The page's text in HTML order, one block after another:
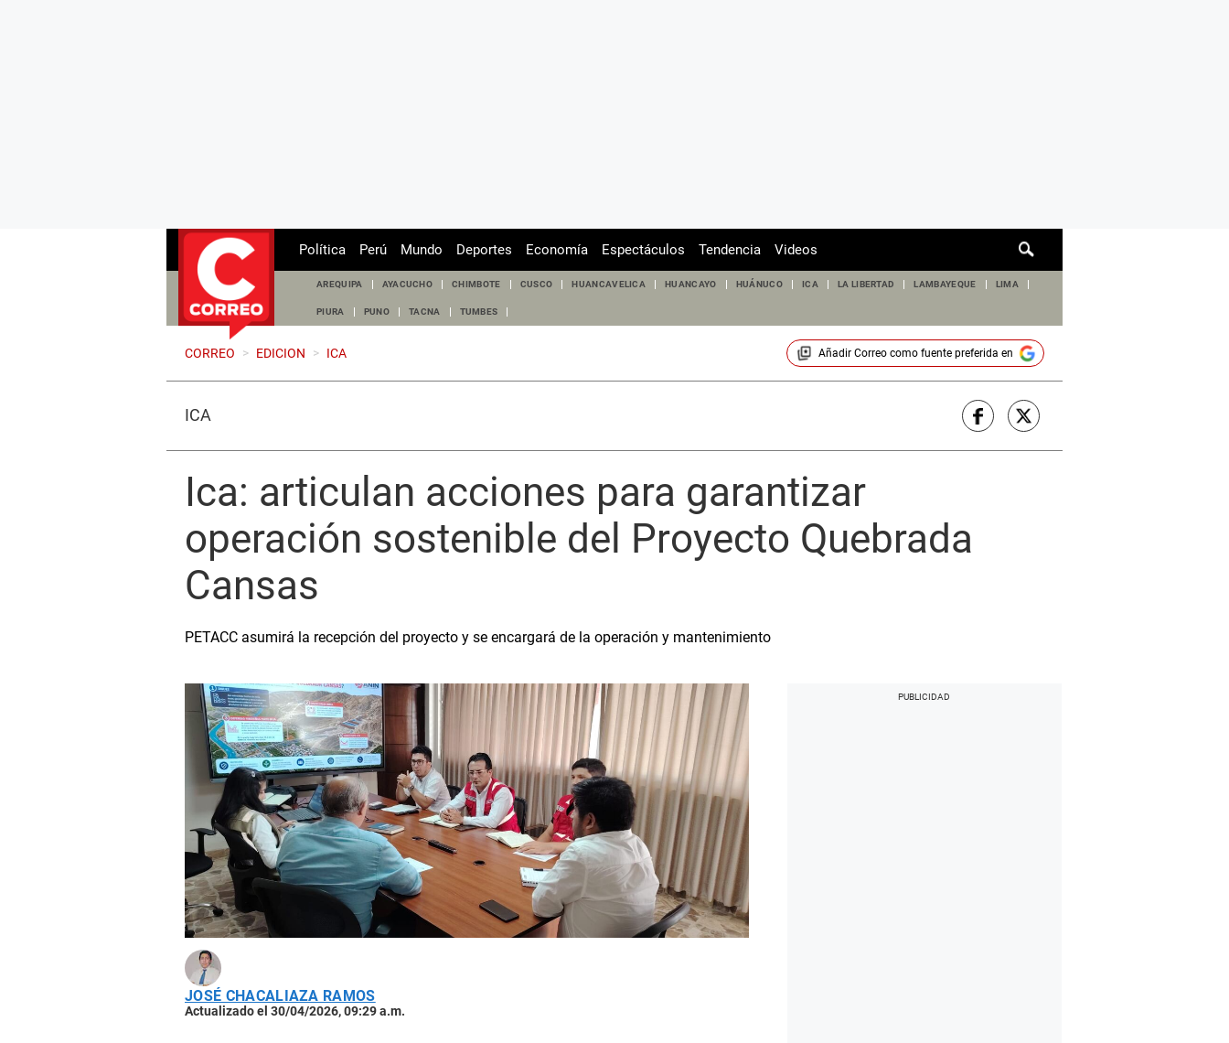
de
Política Perú Mundo Deportes Economía Espectáculos Tendencia Videos
AREQUIPA AYACUCHO CHIMBOTE CUSCO HUANCAVELICA HUANCAYO HUÁNUCO ICA LA LIBERTAD LAMBAYEQUE LIMA
PIURA PUNO TACNA TUMBES
CORREO > EDICION > ICA Añadir Correocomo fuente preferida en
ICA
Ica: articulan acciones para garantizar
operación sostenible del Proyecto Quebrada
Cansas
PETACC asumirá la recepción del proyecto y se encargará de la operación y mantenimiento
JOSÉ CHACALIAZA RAMOS
Actualizado el 30/04/2026, 09:29 a.m.